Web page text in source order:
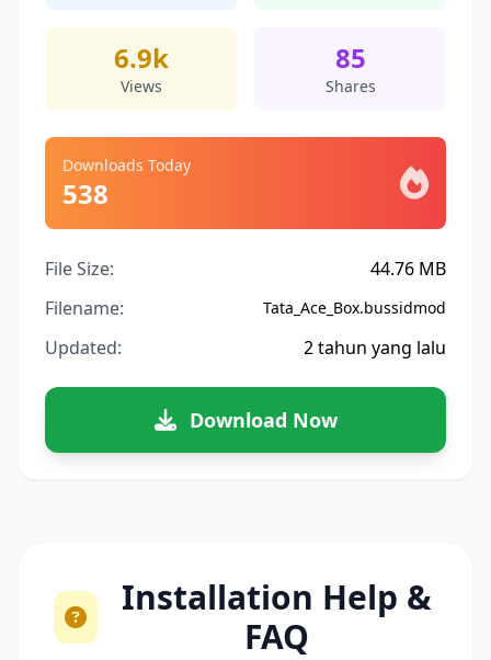
6.9k
Views
85
Shares
Downloads Today
538
File Size:
44.76 MB
Filename:
Tata_Ace_Box.bussidmod
Updated: 2 tahun yang lalu
Download Now
Installation Help &
FAQ